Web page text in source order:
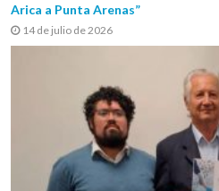
Arica a Punta Arenas”
14 de julio de 2026